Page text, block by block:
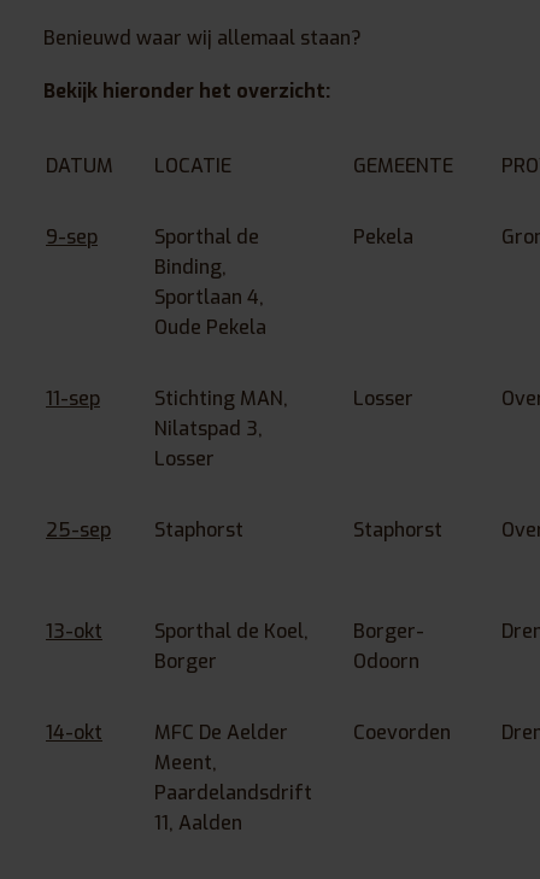
Benieuwd waar wij allemaal staan?
Bekijk hieronder het overzicht:
DATUM LOCATIE GEMEENTE
9-sep
Sporthal de
Binding,
Sportlaan 4,
Oude Pekela
Pekela
11-sep
Stichting MAN,
Nilatspad 3,
Losser
Losser
25-sep Staphorst Staphorst
13-okt
Sporthal de Koel,
Borger
Borger-
Odoorn
14-okt
MFC De Aelder
Meent,
Paardelandsdrift
11, Aalden
Coevorden